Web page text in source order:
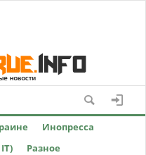
Инопресса
Разное